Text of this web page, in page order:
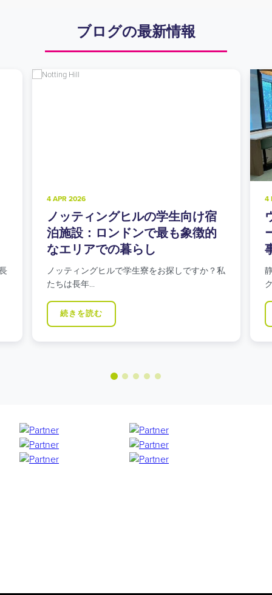
ブログの最新情報
向け宿
象徴的
しですか？私
ウォルサムストウの学生寮：イ
ーストロンドンの都市と緑が見
事に調和した住まい
静かで落ち着いた環境とロンドン中心部への